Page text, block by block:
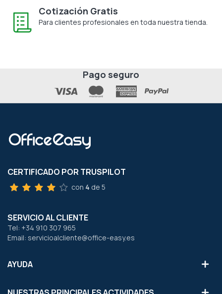
Cotización Gratis
Para clientes profesionales en toda nuestra tienda.
Pago seguro
CERTIFICADO POR TRUSPILOT
con 4 de 5
SERVICIO AL CLIENTE
Tel: +34 910 307 965
Email: servicioalcliente@office-easy.es
AYUDA